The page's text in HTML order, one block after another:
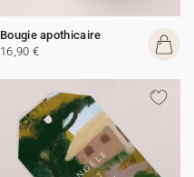
Bougie apothicaire
16,90 €